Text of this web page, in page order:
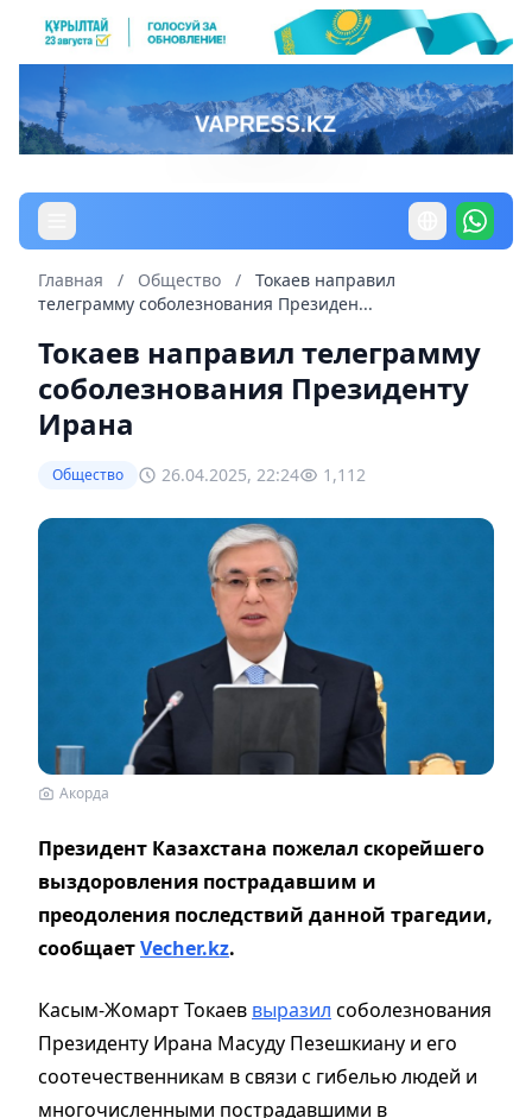
Главная / Общество /
Токаев направил
телеграмму соболезнования Президен...
Токаев направил телеграмму
соболезнования Президенту
Ирана
Общество 26.04.2025, 22:24 1,112
Акорда
Президент Казахстана пожелал скорейшего
выздоровления пострадавшим и
преодоления последствий данной трагедии,
сообщаетVecher.kz.
Касым-Жомарт Токаев выразил соболезнования
Президенту Ирана Масуду Пезешкиану и его
соотечественникам в связи с гибелью людей и
многочисленными пострадавшими в